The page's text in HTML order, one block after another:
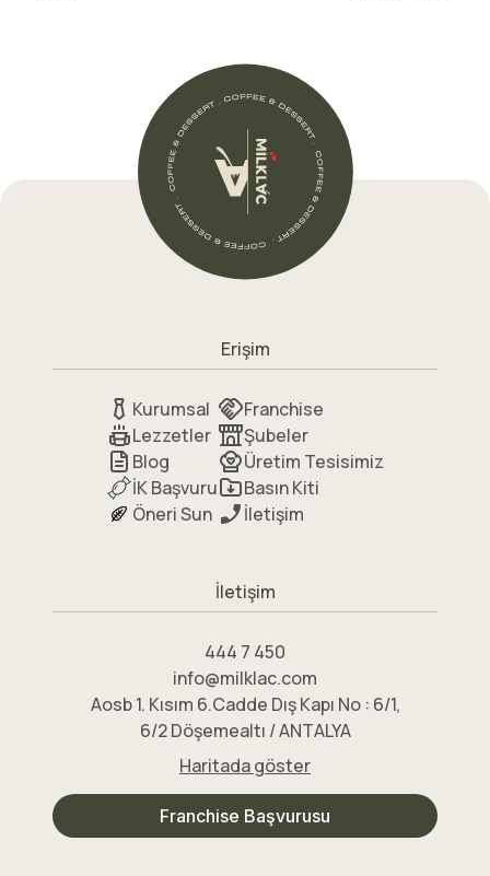
Erişim
Kurumsal
Lezzetler
Blog
İK Başvuru
Öneri Sun
Franchise
Şubeler
Üretim Tesisimiz
Basın Kiti
İletişim
İletişim
444 7 450
info@milklac.com
Aosb 1. Kısım 6.Cadde Dış Kapı No : 6/1,
6/2 Döşemealtı / ANTALYA
Haritada göster
Franchise Başvurusu